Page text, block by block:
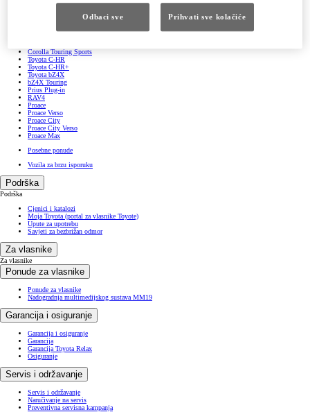
Corolla Touring Sports
Toyota C-HR
Toyota C-HR+
Toyota bZ4X
bZ4X Touring
Prius Plug-in
RAV4
Proace
Proace Verso
Proace City
Proace City Verso
Proace Max
Posebne ponude
Vozila za brzu isporuku
Podrška
Podrška
Cjenici i katalozi
Moja Toyota (portal za vlasnike Toyote)
Upute za upotrebu
Savjeti za bezbrižan odmor
Za vlasnike
Za vlasnike
Ponude za vlasnike
Ponude za vlasnike
Nadogradnja multimedijskog sustava MM19
Garancija i osiguranje
Garancija i osiguranje
Garancija
Garancija Toyota Relax
Osiguranje
Servis i održavanje
Servis i održavanje
Naručivanje na servis
Preventivna servisna kampanja
Odbaci sve Prihvati sve kolačiće